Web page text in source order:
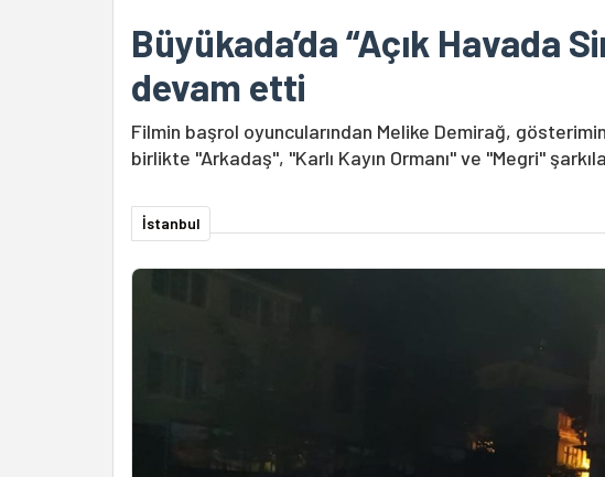
Büyükada’da “Açık Havada
devam etti
Filmin başrol oyuncularından Melike Demirağ,
birlikte "Arkadaş", "Karlı Kayın Ormanı" ve "Megri"
İstanbul